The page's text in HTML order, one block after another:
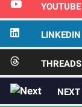
YOUTUBE
LINKEDIN
THREADS
NEXT